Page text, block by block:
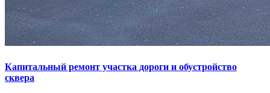
Капитальный ремонт участка дороги и обустройство
сквера